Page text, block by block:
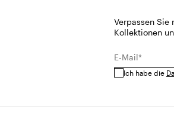
Verpassen Sie
Kollektionen
E-Mail*
Ich habe die